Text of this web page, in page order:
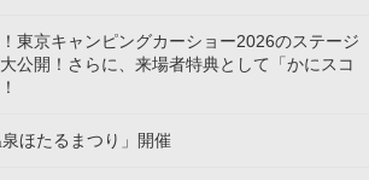
東京キャンピングカーショー2026のステージ
公開！さらに、来場者特典として「かにスコ
泉ほたるまつり」開催